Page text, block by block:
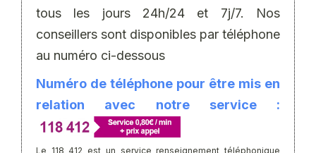
tous les jours 24h/24 et 7j/7. Nos
conseillers sont disponibles par téléphone
au numéro ci-dessous
Numéro de téléphone pour être mis en
relation avec notre service :
Le 118 412 est un service renseignement téléphonique